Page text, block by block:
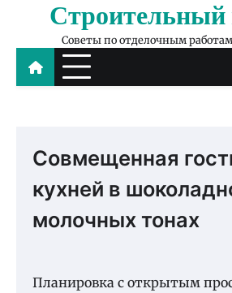
content
Строительный
Советы по отделочным
Совмещенная
кухней в
молочных тонах
Планировка с открытым